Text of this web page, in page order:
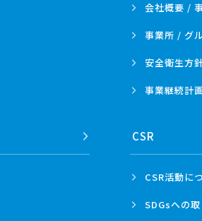
会社概要 /
事業所 / グ
安全衛生方
事業継続計
CSR
CSR活動に
SDGsへの